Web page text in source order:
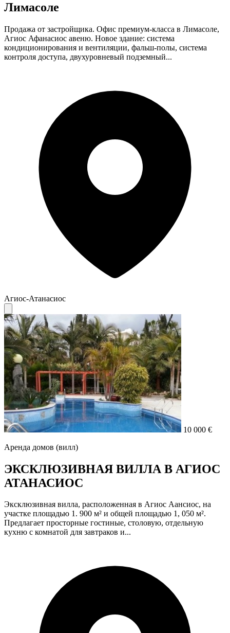
Лимасоле
Продажа от застройщика. Офис премиум-класса в Лимасоле,
Агиос Афанасиос авеню. Новое здание: система
кондиционирования и вентиляции, фальш-полы, система
контроля доступа, двухуровневый подземный...
Агиос-Атанасиос
10 000 €
Аренда домов (вилл)
ЭКСКЛЮЗИВНАЯ ВИЛЛА В АГИОС
АТАНАСИОС
Эксклюзивная вилла, расположенная в Агиос Аансиос, на
участке площадью 1. 900 м² и общей площадью 1, 050 м².
Предлагает просторные гостиные, столовую, отдельную
кухню с комнатой для завтраков и...